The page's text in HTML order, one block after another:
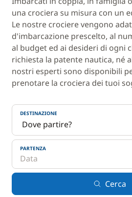
una crociera su misura con un
Le nostre crociere vengono
d'imbarcazione prescelto, al
al budget ed ai desideri di ogni
richiesta la patente nautica, né
nostri esperti sono disponibili
prenotare la crociera dei tuoi
DESTINAZIONE
PARTENZA
Cerca